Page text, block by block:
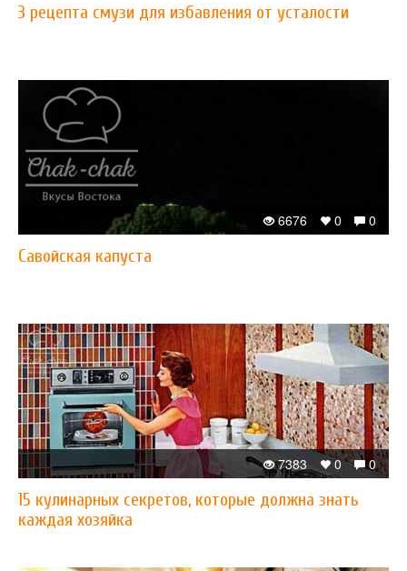
3 рецепта смузи для избавления от усталости
0
0
6676
Савойская капуста
0
0
7383
15 кулинарных секретов, которые должна знать
каждая хозяйка